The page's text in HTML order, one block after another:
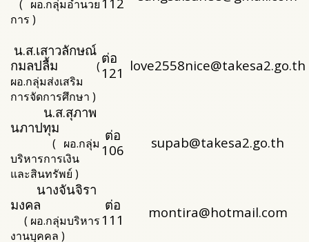
( ผอ.กลุ่มอำนวย
การ )
น.ส.เสาวลักษณ์
กมลปลื้ม (
ผอ.กลุ่มส่งเสริม
การจัดการศึกษา )
ต่อ
121 love2558nice@takesa2.go.th
น.ส.สุภาพ
นภาปทุม
( ผอ.กลุ่ม
บริหารการเงิน
และสินทรัพย์ )
ต่อ
106
supab@takesa2.go.th
นางจันจิรา
มงคล
( ผอ.กลุ่มบริหาร
งานบุคคล )
ต่อ
111
montira@hotmail.com